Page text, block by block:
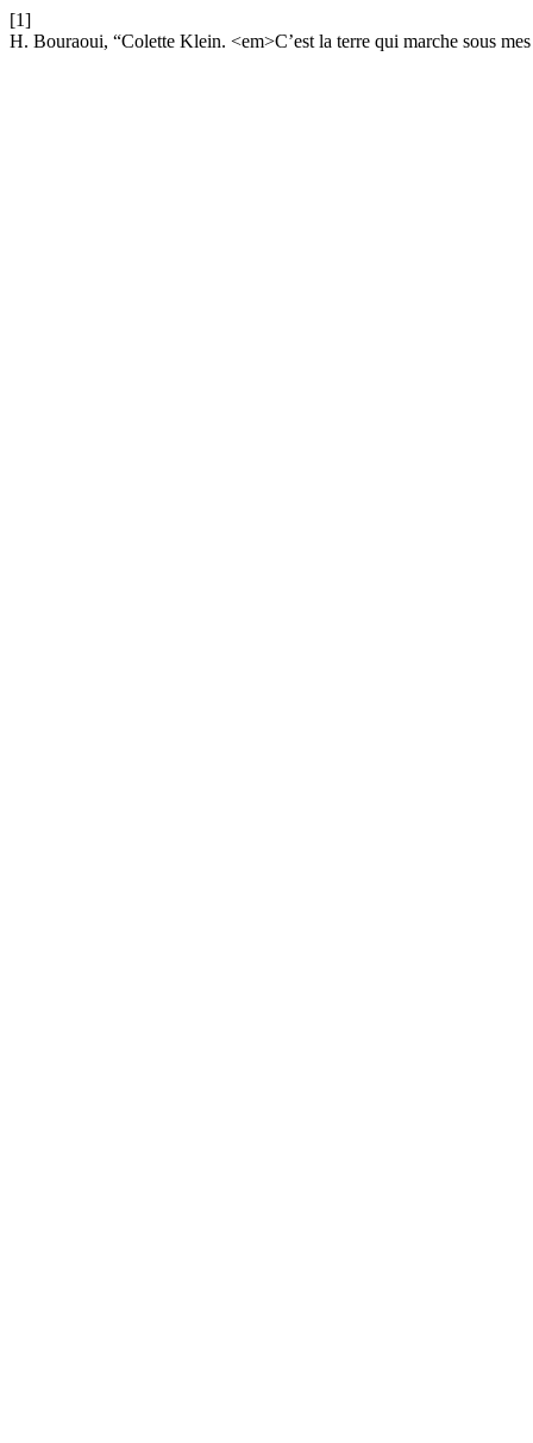
[1]
H. Bouraoui, “Colette Klein. <em>C’est la terre qui marche sous